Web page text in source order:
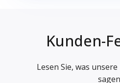
Kunden-
Lesen Sie, was